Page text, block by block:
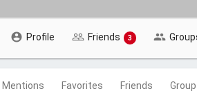
Profile Friends 3
Mentions Favorites Friends